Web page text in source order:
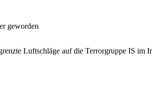
geworden
Luftschläge auf die Terrorgruppe IS